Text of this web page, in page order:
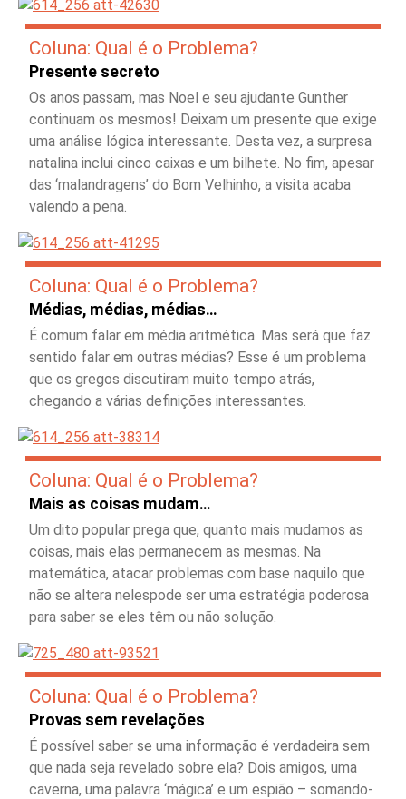
Coluna: Qual é o Problema?
Presente secreto
Os anos passam, mas Noel e seu ajudante Gunther
continuam os mesmos! Deixam um presente que exige
uma análise lógica interessante. Desta vez, a surpresa
natalina inclui cinco caixas e um bilhete. No fim, apesar
das ‘malandragens’ do Bom Velhinho, a visita acaba
valendo a pena.
Coluna: Qual é o Problema?
Médias, médias, médias…
É comum falar em média aritmética. Mas será que faz
sentido falar em outras médias? Esse é um problema
que os gregos discutiram muito tempo atrás,
chegando a várias definições interessantes.
Coluna: Qual é o Problema?
Mais as coisas mudam…
Um dito popular prega que, quanto mais mudamos as
coisas, mais elas permanecem as mesmas. Na
matemática, atacar problemas com base naquilo que
não se altera nelespode ser uma estratégia poderosa
para saber se eles têm ou não solução.
Coluna: Qual é o Problema?
Provas sem revelações
É possível saber se uma informação é verdadeira sem
que nada seja revelado sobre ela? Dois amigos, uma
caverna, uma palavra ‘mágica’ e um espião – somando-